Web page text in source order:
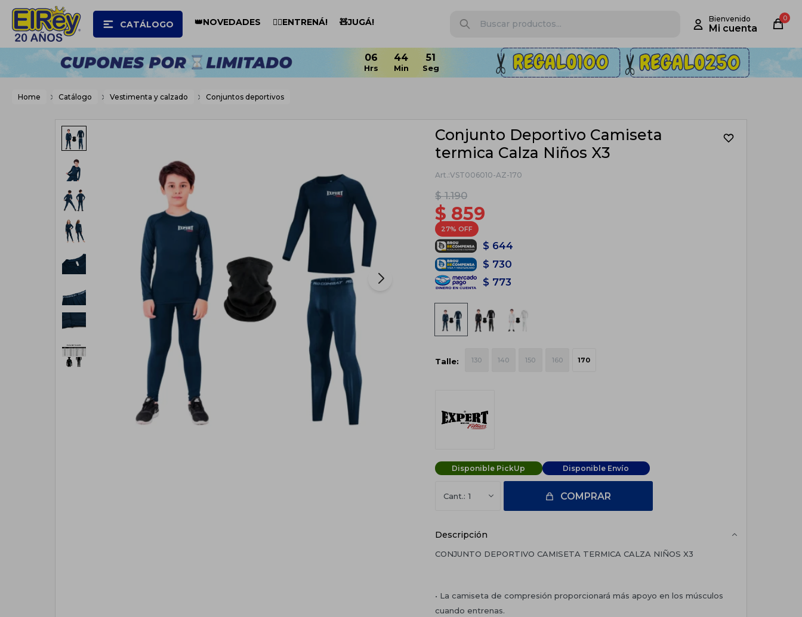
CATÁLOGO 👑NOVEDADES 🏋️‍♂️ENTRENÁ! 🧸JUGÁ! 0
06 44 50
Home Catálogo Vestimenta y calzado Conjuntos deportivos
Conjunto Deportivo Camiseta
termica Calza Niños X3
VST006010-AZ-170
$ 1.190
$ 859
27
$ 644
$ 730
$ 773
Talle: 130 140 150 160 170
Disponible PickUp Disponible Envío
1 COMPRAR
Descripción
CONJUNTO DEPORTIVO CAMISETA TERMICA CALZA NIÑOS X3
• La camiseta de compresión proporcionará más apoyo en los músculos
cuando entrenas.